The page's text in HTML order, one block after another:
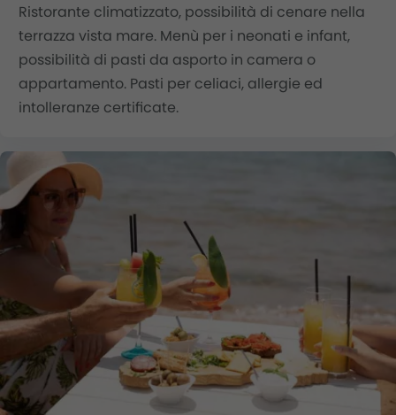
Ristorante climatizzato, possibilità di cenare nella
terrazza vista mare. Menù per i neonati e infant,
possibilità di pasti da asporto in camera o
appartamento. Pasti per celiaci, allergie ed
intolleranze certificate.